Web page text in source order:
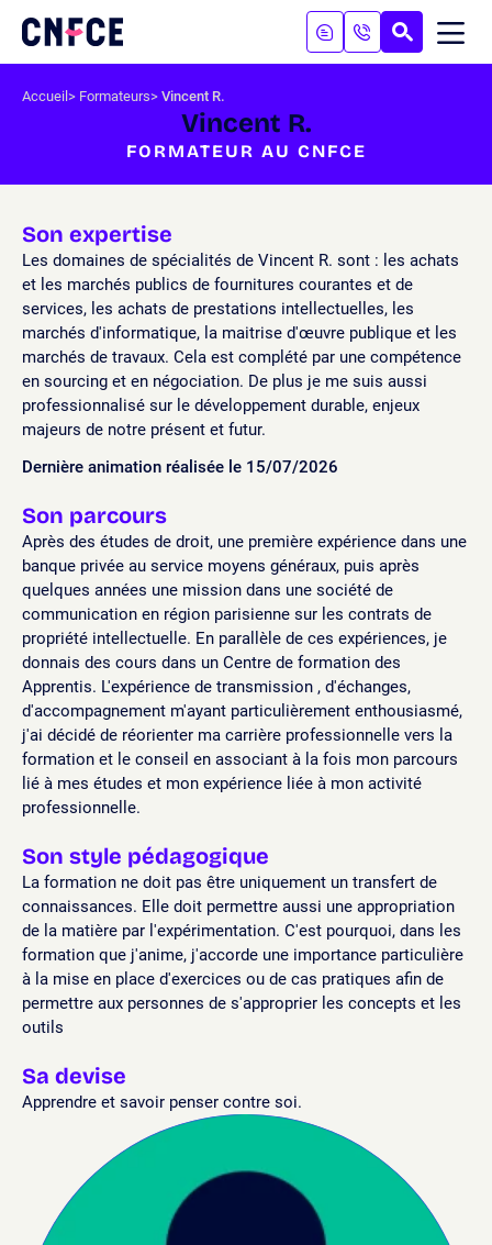
contenu
à
recherche
Logo
site
Accueil Formateurs Vincent R.
Vincent R.
FORMATEUR AU CNFCE
Son expertise
Les domaines de spécialités de Vincent R. sont : les achats
et les marchés publics de fournitures courantes et de
services, les achats de prestations intellectuelles, les
marchés d'informatique, la maitrise d'œuvre publique et les
marchés de travaux. Cela est complété par une compétence
en sourcing et en négociation. De plus je me suis aussi
professionnalisé sur le développement durable, enjeux
majeurs de notre présent et futur.
Dernière animation réalisée le 15/07/2026
Son parcours
Après des études de droit, une première expérience dans une
banque privée au service moyens généraux, puis après
quelques années une mission dans une société de
communication en région parisienne sur les contrats de
propriété intellectuelle. En parallèle de ces expériences, je
donnais des cours dans un Centre de formation des
Apprentis. L'expérience de transmission , d'échanges,
d'accompagnement m'ayant particulièrement enthousiasmé,
j'ai décidé de réorienter ma carrière professionnelle vers la
formation et le conseil en associant à la fois mon parcours
lié à mes études et mon expérience liée à mon activité
professionnelle.
Son style pédagogique
La formation ne doit pas être uniquement un transfert de
connaissances. Elle doit permettre aussi une appropriation
de la matière par l'expérimentation. C'est pourquoi, dans les
formation que j'anime, j'accorde une importance particulière
à la mise en place d'exercices ou de cas pratiques afin de
permettre aux personnes de s'approprier les concepts et les
outils
Sa devise
Apprendre et savoir penser contre soi.